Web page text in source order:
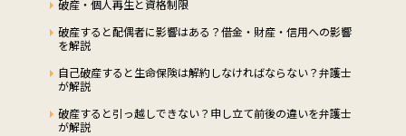
破産・個人再生と資格制限
破産すると配偶者に影響はある？借金・財産・信用への影響
を解説
自己破産すると生命保険は解約しなければならない？弁護士
が解説
破産すると引っ越しできない？申し立て前後の違いを弁護士
が解説